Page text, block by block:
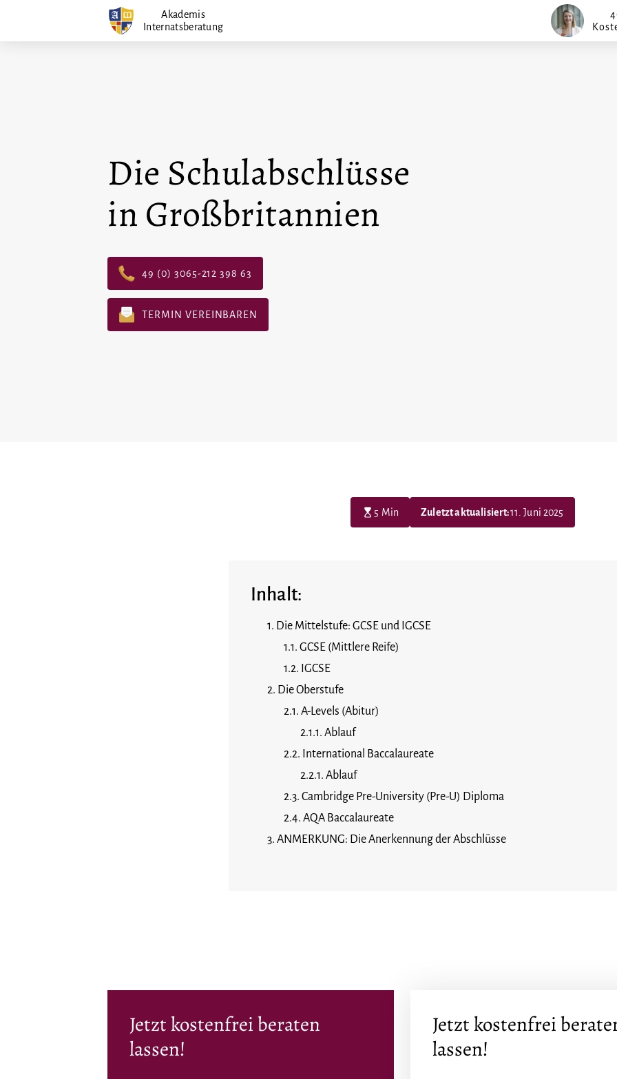
Akademis
Internatsberatung
Die Schulabschlüsse
in Großbritannien
49 (0) 3065-212 398 63
TERMIN VEREINBAREN
5 Min Zuletzt aktualisiert:11. Juni 2025
Inhalt:
Die Mittelstufe: GCSE und IGCSE
GCSE (Mittlere Reife)
IGCSE
Die Oberstufe
A-Levels (Abitur)
Ablauf
International Baccalaureate
Ablauf
Cambridge Pre-University (Pre-U) Diploma
AQA Baccalaureate
ANMERKUNG: Die Anerkennung der Abschlüsse
Jetzt kostenfrei beraten
lassen!
Jetzt kostenfrei
lassen!